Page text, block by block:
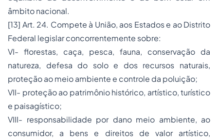
âmbito nacional.
[13] Art. 24. Compete à União, aos Estados e ao Distrito
Federal legislar concorrentemente sobre:
VI- florestas, caça, pesca, fauna, conservação da
natureza, defesa do solo e dos recursos naturais,
proteção ao meio ambiente e controle da poluição;
VII- proteção ao patrimônio histórico, artístico, turístico
e paisagístico;
VIII- responsabilidade por dano meio ambiente, ao
consumidor, a bens e direitos de valor artístico,